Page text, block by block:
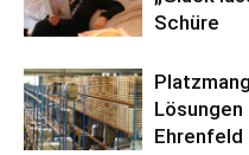
Schüre
Ehrenfeld